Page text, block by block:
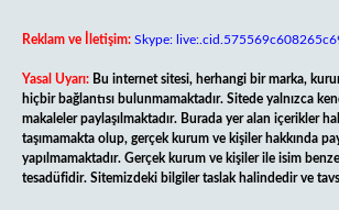
Reklam ve İletişim: Skype:
Yasal Uyarı: Bu internet sitesi, herhangi bir marka,
hiçbir bağlantısı bulunmamaktadır. Sitede yalnızca
makaleler paylaşılmaktadır. Burada yer alan içerikler
taşımamakta olup, gerçek kurum ve kişiler hakkında
yapılmamaktadır. Gerçek kurum ve kişiler ile isim
tesadüfidir. Sitemizdeki bilgiler taslak halindedir ve